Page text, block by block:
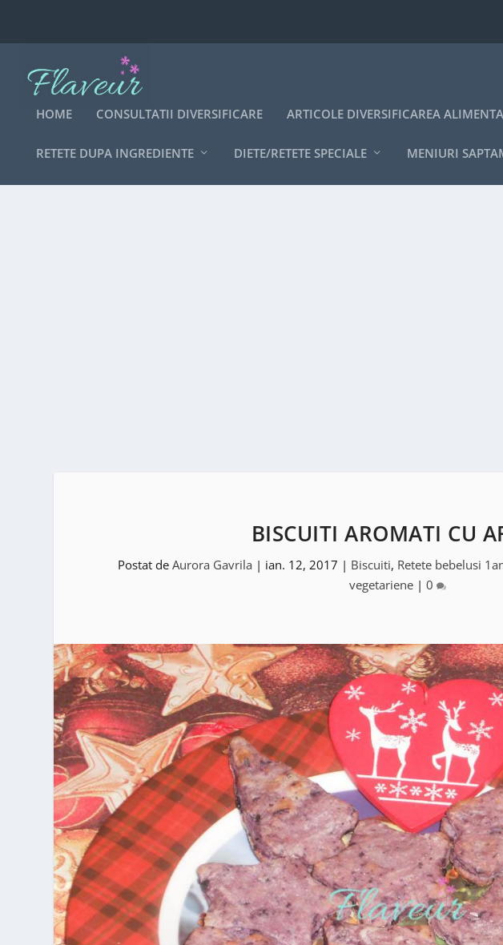
HOME CONSULTATII DIVERSIFICARE ARTICOLE DIVERSIFICAREA
RETETE DUPA INGREDIENTE DIETE/RETETE SPECIALE MENIURI
BISCUITI AROMATI CU
Postat deAurora Gavrila | ian. 12, 2017 | Biscuiti, Retete bebelusi
vegetariene |0